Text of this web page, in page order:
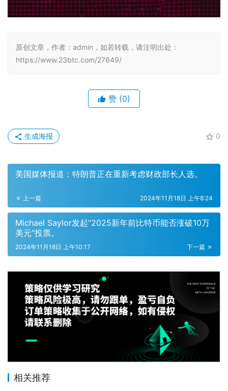
原创文章，作者：admin，如若转载，请注明出处：
https://www.23btc.com/27649/
赞 (0)
0
生成海报
美国媒体报道：特朗普正在重新考虑财政部长人选。
上一篇 2024年11月18日 上午8:24
Michael Saylor发起“2025新年前比特币能否涨破10万
美元”投票。
下一篇
2024年11月18日 上午10:17
相关推荐